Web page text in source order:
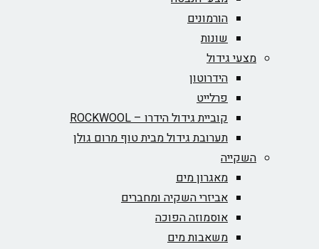
הורמונים
שונות
מצעי גידול
הידרוטון
פרלייט
קוביית גידול הידרו – ROCKWOOL‏
תערובת גידול מבית טוף מרום גולן
השקייה
מאגרון מים
אביזרי השקיה ומחברים
אוסמוזה הפוכה
משאבות מים